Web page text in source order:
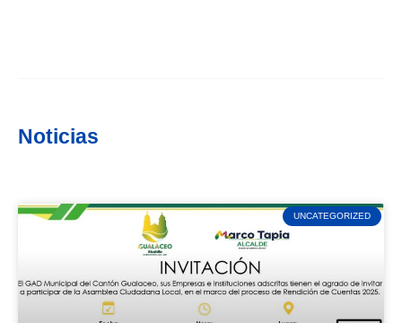
Noticias
UNCATEGORIZED